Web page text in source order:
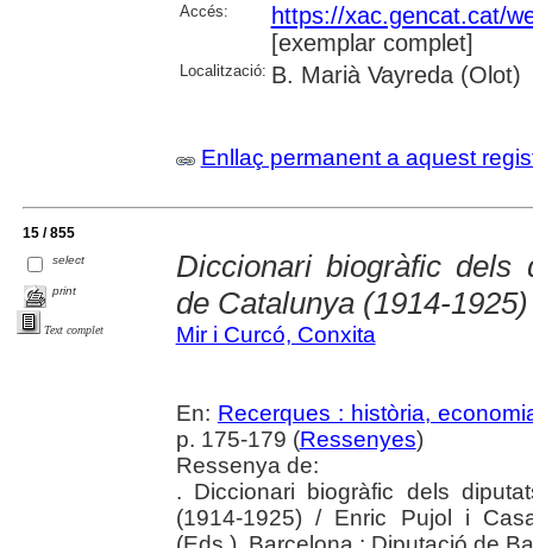
Accés:
https://xac.gencat.cat/
[exemplar complet]
Localització: B. Marià Vayreda (Olot)
Enllaç permanent a aquest
15 / 855
select
print
Text complet
Diccionari biogràfic dels
de Catalunya (1914-1925)
Mir i Curcó, Conxita
En: Recerques : història,
p. 175-179 (Ressenyes)
Ressenya de:
. Diccionari biogràfic dels
(1914-1925) / Enric Pujol i